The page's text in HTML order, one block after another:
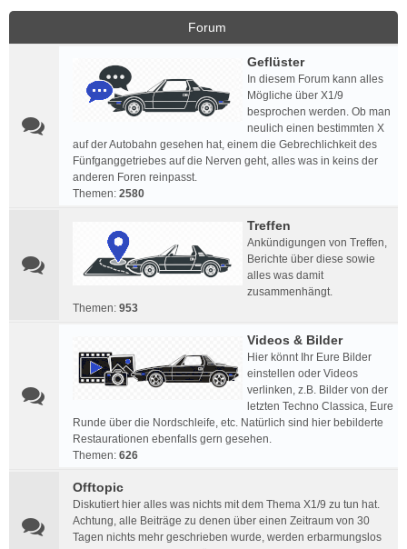
Forum
Geflüster
In diesem Forum kann alles
Mögliche über X1/9
besprochen werden. Ob man
neulich einen bestimmten X
auf der Autobahn gesehen hat, einem die Gebrechlichkeit des
Fünfganggetriebes auf die Nerven geht, alles was in keins der
anderen Foren reinpasst.
Themen: 2580
Treffen
Ankündigungen von Treffen,
Berichte über diese sowie
alles was damit
zusammenhängt.
Themen: 953
Videos & Bilder
Hier könnt Ihr Eure Bilder
einstellen oder Videos
verlinken, z.B. Bilder von der
letzten Techno Classica, Eure
Runde über die Nordschleife, etc. Natürlich sind hier bebilderte
Restaurationen ebenfalls gern gesehen.
Themen: 626
Offtopic
Diskutiert hier alles was nichts mit dem Thema X1/9 zu tun hat.
Achtung, alle Beiträge zu denen über einen Zeitraum von 30
Tagen nichts mehr geschrieben wurde, werden erbarmungslos